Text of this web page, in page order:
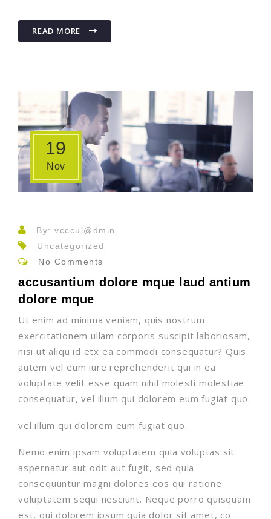
READ MORE
19
Nov
By: vcccul@dmin
Uncategorized
No Comments
accusantium dolore mque laud antium
dolore mque
Ut enim ad minima veniam, quis nostrum
exercitationem ullam corporis suscipit laboriosam,
nisi ut aliqu id etx ea commodi consequatur? Quis
autem vel eum iure reprehenderit qui in ea
voluptate velit esse quam nihil molesti molestiae
consequatur, vel illum qui dolorem eum fugiat quo.
vel illum qui dolorem eum fugiat quo.
Nemo enim ipsam voluptatem quia voluptas sit
aspernatur aut odit aut fugit, sed quia
consequuntur magni dolores eos qui ratione
voluptatem sequi nesciunt. Neque porro quisquam
est, qui dolorem ipsum quia dolor sit amet, co